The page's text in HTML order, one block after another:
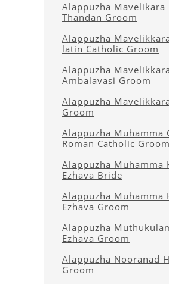
Alappuzha Mavelikara
Thandan Groom
Alappuzha
latin Catholic Groom
Alappuzha
Ambalavasi Groom
Alappuzha
Groom
Alappuzha Muhamma
Roman Catholic Groom
Alappuzha Muhamma
Ezhava Bride
Alappuzha Muhamma
Ezhava Groom
Alappuzha
Ezhava Groom
Alappuzha Nooranad
Groom